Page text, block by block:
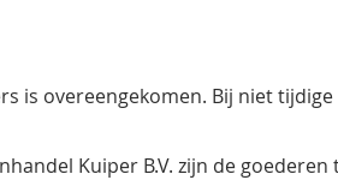
is overeengekomen. Bij niet
Kuiper B.V. zijn de goederen